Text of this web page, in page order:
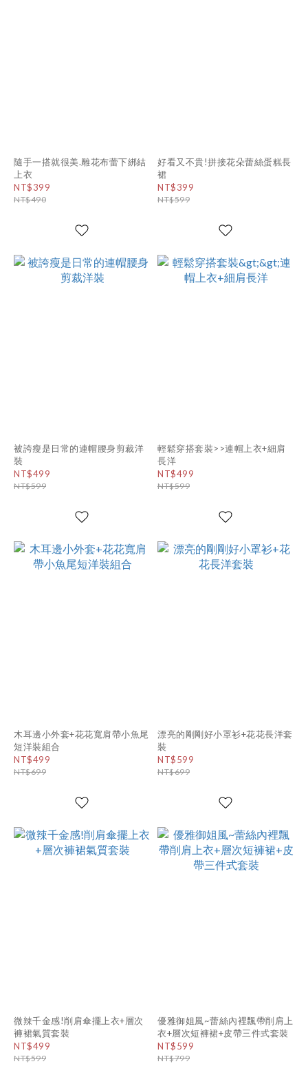
隨手一搭就很美.雕花布蕾下綁結
上衣
NT$399
NT$490
好看又不貴!拼接花朵蕾絲蛋糕長
裙
NT$399
NT$599
被誇瘦是日常的連帽腰身剪裁洋
裝
NT$499
NT$599
輕鬆穿搭套裝>>連帽上衣+細肩
長洋
NT$499
NT$599
木耳邊小外套+花花寬肩帶小魚尾
短洋裝組合
NT$499
NT$699
漂亮的剛剛好小罩衫+花花長洋套
裝
NT$599
NT$699
微辣千金感!削肩傘擺上衣+層次
褲裙氣質套裝
NT$499
NT$599
優雅御姐風~蕾絲內裡飄帶削肩上
衣+層次短褲裙+皮帶三件式套裝
NT$599
NT$799